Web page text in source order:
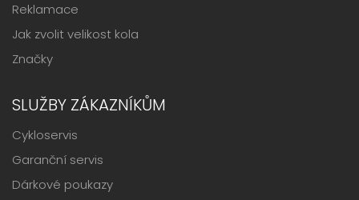
Reklamace
Jak zvolit velikost kola
Značky
SLUŽBY ZÁKAZNÍKŮM
Cykloservis
Garanční servis
Dárkové poukazy